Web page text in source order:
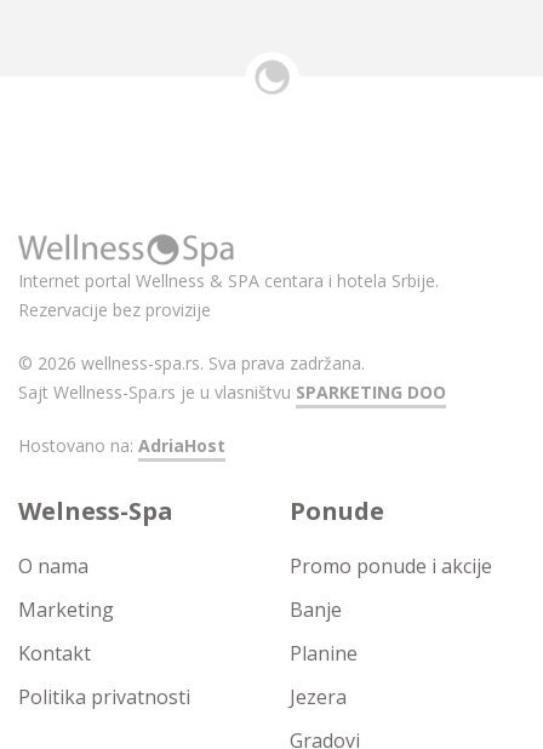
Internet portal Wellness & SPA centara i hotela Srbije.
Rezervacije bez provizije
© 2026 wellness-spa.rs. Sva prava zadržana.
Sajt Wellness-Spa.rs je u vlasništvu SPARKETING DOO
Hostovano na: AdriaHost
Welness-Spa
O nama
Marketing
Kontakt
Politika privatnosti
Ponude
Promo ponude i akcije
Banje
Planine
Jezera
Gradovi